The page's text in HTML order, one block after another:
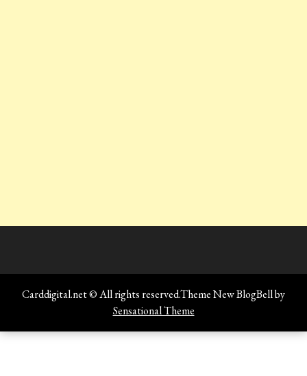
Carddigital.net © All rights reserved.Theme New BlogBell by
Sensational Theme